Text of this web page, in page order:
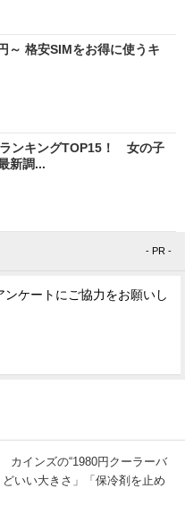
～ 格安SIMをお得に使うキ
ランキングTOP15！ 女の子
新調...
- PR -
ンケートにご協力をお願いし
カインズの“1980円クーラーバ
いい大きさ」「保冷剤を止め